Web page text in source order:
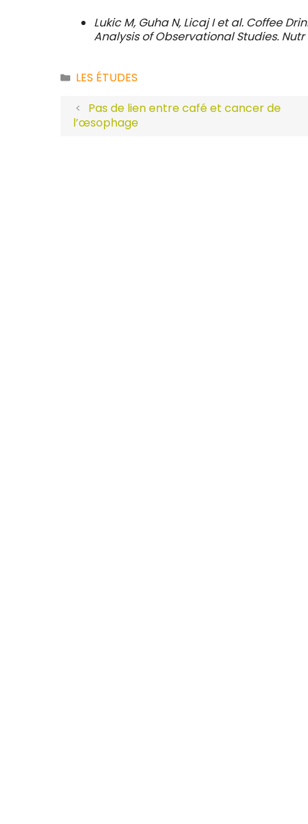
Lukic M, Guha N, Licaj I et al. Coffee
Analysis of Observational Studies. Nutr
Catégories
LES ÉTUDES
Pas de lien entre café et cancer de
l’œsophage